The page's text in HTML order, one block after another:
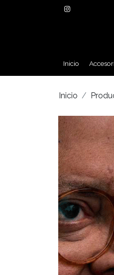
Inicio
Inicio